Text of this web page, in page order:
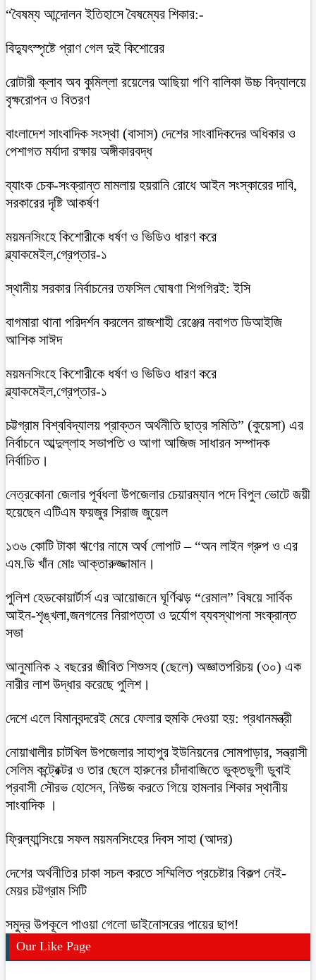
“বৈষম্য আন্দোলন ইতিহাসে বৈষম্যের শিকার:-
বিদ্যুৎস্পৃষ্টে প্রাণ গেল দুই কিশোরের
রোটারী ক্লাব অব কুমিল্লা রয়েলের আছিয়া গণি বালিকা উচ্চ বিদ্যালয়ে
বৃক্ষরোপন ও বিতরণ
বাংলাদেশ সাংবাদিক সংস্থা (বাসাস) দেশের সাংবাদিকদের অধিকার ও
পেশাগত মর্যাদা রক্ষায় অঙ্গীকারবদ্ধ
ব্যাংক চেক-সংক্রান্ত মামলায় হয়রানি রোধে আইন সংস্কারের দাবি,
সরকারের দৃষ্টি আকর্ষণ
ময়মনসিংহে কিশোরীকে ধর্ষণ ও ভিডিও ধারণ করে
ব্ল্যাকমেইল,গ্রেপ্তার-১
স্থানীয় সরকার নির্বাচনের তফসিল ঘোষণা শিগগিরই: ইসি
বাগমারা থানা পরিদর্শন করলেন রাজশাহী রেঞ্জের নবাগত ডিআইজি
আশিক সাঈদ
ময়মনসিংহে কিশোরীকে ধর্ষণ ও ভিডিও ধারণ করে
ব্ল্যাকমেইল,গ্রেপ্তার-১
চট্টগ্রাম বিশ্ববিদ্যালয় প্রাক্তন অর্থনীতি ছাত্র সমিতি” (কুয়েসা) এর
নির্বাচনে আব্দুল্লাহ সভাপতি ও আগা আজিজ সাধারন সম্পাদক
নির্বাচিত।
নেত্রকোনা জেলার পূর্বধলা উপজেলার চেয়ারম্যান পদে বিপুল ভোটে জয়ী
হয়েছেন এটিএম ফয়জুর সিরাজ জুয়েল
১৩৬ কোটি টাকা ঋণের নামে অর্থ লোপাট – “অন লাইন গ্রুপ ও এর
এম.ডি খাঁন মোঃ আক্তারুজ্জামান।
পুলিশ হেডকোয়ার্টার্স এর আয়োজনে ঘূর্ণিঝড় “রেমাল” বিষয়ে সার্বিক
আইন-শৃঙ্খলা,জনগনের নিরাপত্তা ও দুর্যোগ ব্যবস্থাপনা সংক্রান্ত
সভা
আনুমানিক ২ বছরের জীবিত শিশুসহ (ছেলে) অজ্ঞাতপরিচয় (৩০) এক
নারীর লাশ উদ্ধার করেছে পুলিশ।
দেশে এলে বিমানবন্দরেই মেরে ফেলার হুমকি দেওয়া হয়: প্রধানমন্ত্রী
নোয়াখালীর চাটখিল উপজেলার সাহাপুর ইউনিয়নের সোমপাড়ার, সন্ত্রাসী
সেলিম কন্ট্রেক্টর ও তার ছেলে হারুনের চাঁদাবাজিতে ভুক্তভুগী ডুবাই
প্রবাসী সৌরভ হোসেন, নিউজ করতে গিয়ে হামলার শিকার স্থানীয়
সাংবাদিক ।
ফ্রিল্যান্সিংয়ে সফল ময়মনসিংহের দিবস সাহা (আদর)
দেশের অর্থনীতির চাকা সচল করতে সম্মিলিত প্রচেষ্টার বিকল্প নেই-
মেয়র চট্টগ্রাম সিটি
সমুদ্র উপকূলে পাওয়া গেলো ডাইনোসরের পায়ের ছাপ!
Our Like Page